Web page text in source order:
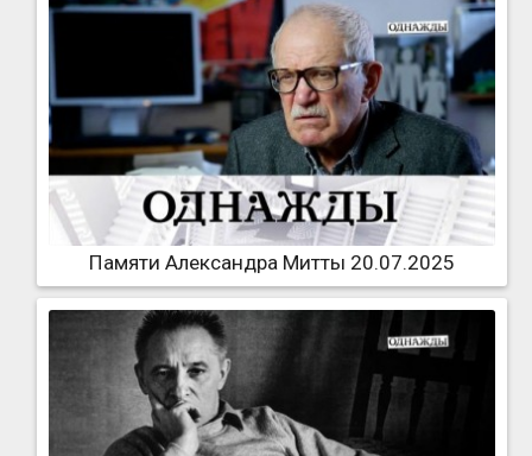
Памяти Александра Митты 20.07.2025